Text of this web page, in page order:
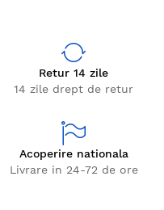
Retur 14 zile
14 zile drept de retur
Acoperire nationala
Livrare in 24-72 de ore